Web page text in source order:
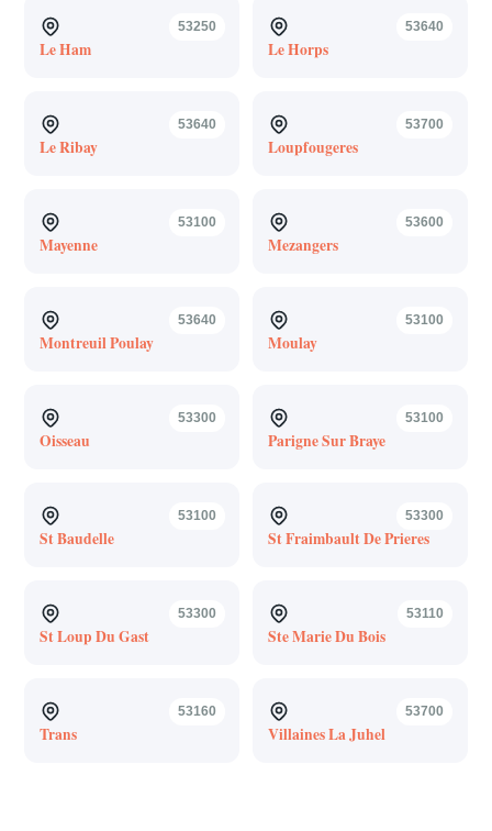
53250
Le Ham
53640
Le Horps
53640
Le Ribay
53700
Loupfougeres
53100
Mayenne
53600
Mezangers
53640
Montreuil Poulay
53100
Moulay
53300
Oisseau
53100
Parigne Sur Braye
53100
St Baudelle
53300
St Fraimbault De Prieres
53300
St Loup Du Gast
53110
Ste Marie Du Bois
53160
Trans
53700
Villaines La Juhel